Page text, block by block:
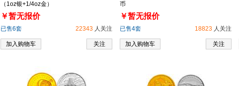
（1oz银+1/4oz金）
￥暂无报价
22343 人关注
已售6套
关注
加入购物车
币
￥暂无报价
18823 人关注
已售4套
关注
加入购物车